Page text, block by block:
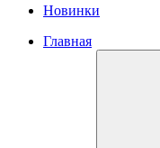
Новинки
Главная